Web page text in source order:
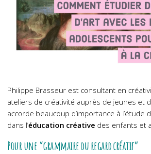
Philippe Brasseur est consultant en
ateliers de créativité auprès de jeunes et
accorde beaucoup d’importance à l’étude
dans l’éducation créative des enfants et
Pour une “grammaire du regard créatif”